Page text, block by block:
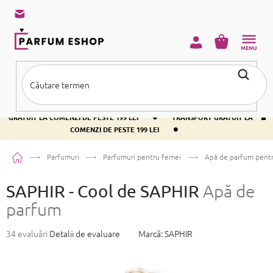
conținut
TRANSPORT GRATUIT LA COMENZI DE PESTE 199 LEI •
TRANSPORT
GRATUIT LA COMENZI DE PESTE 199 LEI
•
TRANSPORT GRATUIT LA
COMENZI DE PESTE 199 LEI
•
COŞ
Acasă Parfumuri Parfumuri pentru femei Apă de parfum
SAPHIR - Cool de SAPHIR Apă de
parfum
Evaluarea
34 evaluări Detalii de evaluare Marcă:SAPHIR